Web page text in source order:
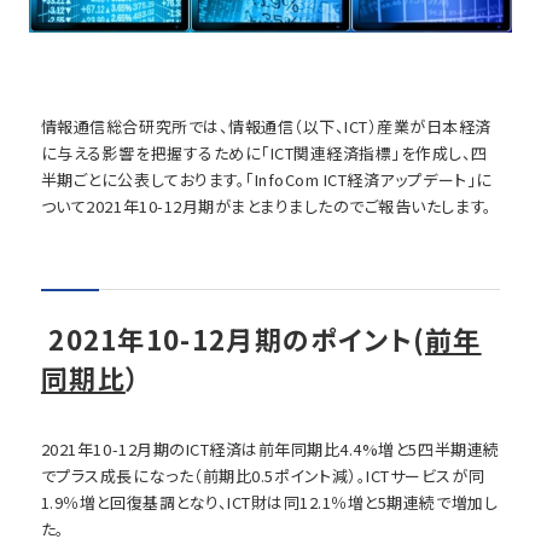
情報通信総合研究所では、情報通信（以下、ICT）産業が日本経済
に与える影響を把握するために「ICT関連経済指標」を作成し、四
半期ごとに公表しております。「InfoCom ICT経済アップデート」に
ついて2021年10-12月期がまとまりましたのでご報告いたします。
2021年10-12月期のポイント(前年
同期比）
2021年10-12月期のICT経済は前年同期比4.4%増と5四半期連続
でプラス成長になった（前期比0.5ポイント減）。ICTサービスが同
1.9％増と回復基調となり、ICT財は同12.1％増と5期連続で増加し
た。